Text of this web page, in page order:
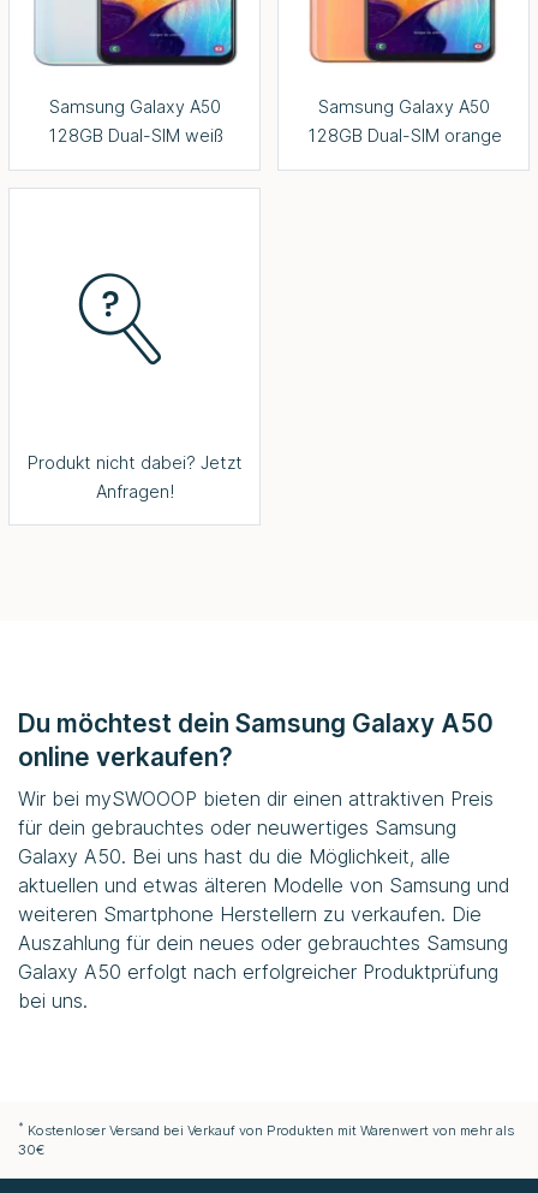
Samsung Galaxy A50
128GB Dual-SIM weiß
Samsung Galaxy A50
128GB Dual-SIM orange
Produkt nicht dabei? Jetzt
Anfragen!
Du möchtest dein Samsung Galaxy A50
online verkaufen?
Wir bei mySWOOOP bieten dir einen attraktiven Preis
für dein gebrauchtes oder neuwertiges Samsung
Galaxy A50. Bei uns hast du die Möglichkeit, alle
aktuellen und etwas älteren Modelle von Samsung und
weiteren Smartphone Herstellern zu verkaufen. Die
Auszahlung für dein neues oder gebrauchtes Samsung
Galaxy A50 erfolgt nach erfolgreicher Produktprüfung
bei uns.
* Kostenloser Versand bei Verkauf von Produkten mit Warenwert von mehr als
30€